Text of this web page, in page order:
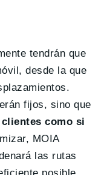
tendrán que
desde la que
fijos, sino que
como si
MOIA
las rutas